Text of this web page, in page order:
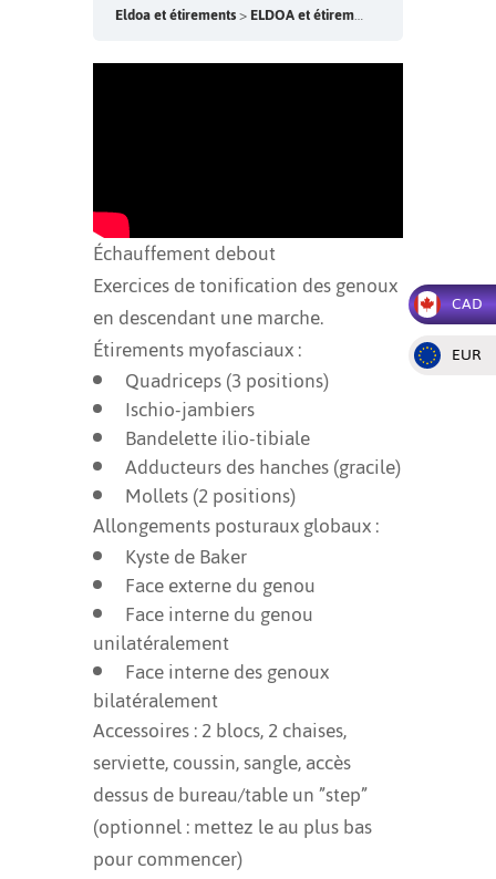
CAD
EUR
Eldoa et étirements ELDOA et étirements – Vendredi 9h
Échauffement debout
Exercices de tonification des genoux
en descendant une marche.
Étirements myofasciaux :
Quadriceps (3 positions)
Ischio-jambiers
Bandelette ilio-tibiale
Adducteurs des hanches (gracile)
Mollets (2 positions)
Allongements posturaux globaux :
Kyste de Baker
Face externe du genou
Face interne du genou
unilatéralement
Face interne des genoux
bilatéralement
Accessoires : 2 blocs, 2 chaises,
serviette, coussin, sangle, accès
dessus de bureau/table un ”step”
(optionnel : mettez le au plus bas
pour commencer)